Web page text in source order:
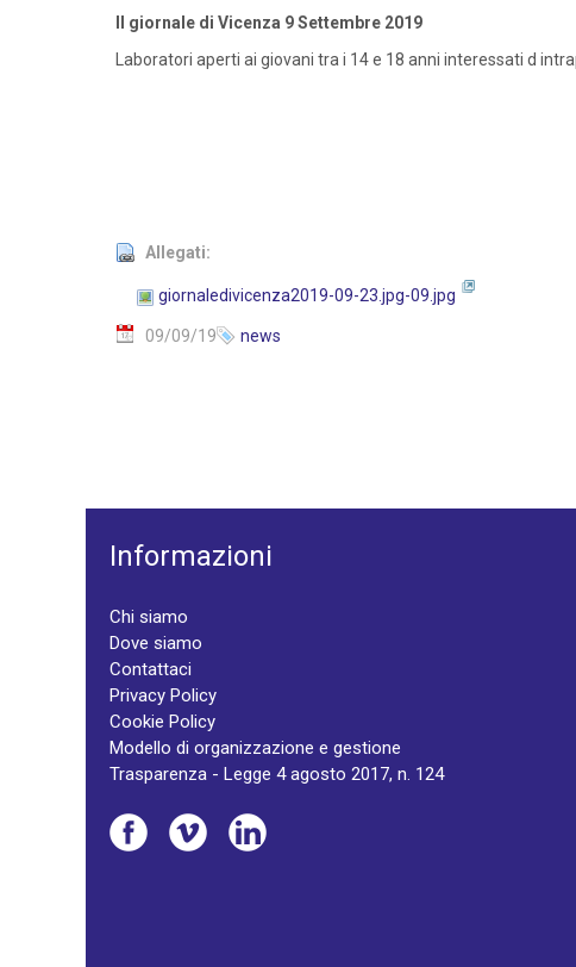
Il giornale di Vicenza 9 Settembre 2019
Laboratori aperti ai giovani tra i 14 e 18 anni interessati d
Allegati:
giornaledivicenza2019-09-23.jpg-09.jpg
09/09/19 news
Informazioni
Chi siamo
Dove siamo
Contattaci
Privacy Policy
Cookie Policy
Modello di organizzazione e gestione
Trasparenza - Legge 4 agosto 2017, n. 124